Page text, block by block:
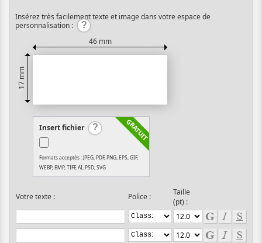
Insérez très facilement texte et image dans votre espace de
personnalisation :
46 mm
17 mm
Insert fichier
Formats acceptés : JPEG, PDF, PNG, EPS, GIF,
WEBP, BMP, TIFF, AI, PSD, SVG
Votre texte : Police :
Taille
(pt) :